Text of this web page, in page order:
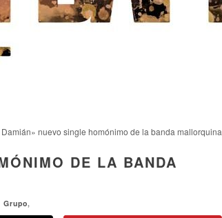
nuevo single homónimo de la banda mallorquina
DE LA BANDA
Grupo,